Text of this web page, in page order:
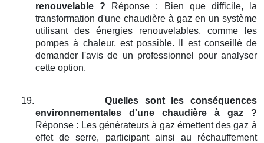
renouvelable ? Réponse : Bien que difficile, la
transformation d'une chaudière à gaz en un système
utilisant des énergies renouvelables, comme les
pompes à chaleur, est possible. Il est conseillé de
demander l'avis de un professionnel pour analyser
cette option.
19.
Quelles sont les conséquences
environnementales d'une chaudière à gaz ?
Réponse : Les générateurs à gaz émettent des gaz à
effet de serre, participant ainsi au réchauffement